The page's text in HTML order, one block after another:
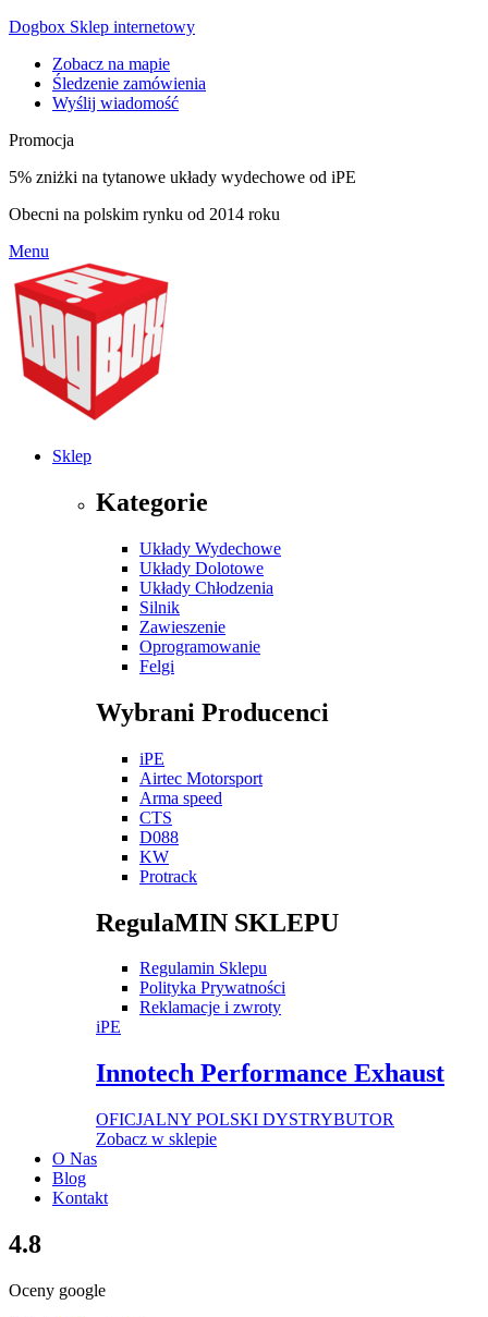
Dogbox Sklep internetowy
Zobacz na mapie
Śledzenie zamówienia
Wyślij wiadomość
Promocja
5% zniżki na tytanowe układy wydechowe od iPE
Obecni na polskim rynku od 2014 roku
Menu
Sklep
Kategorie
Układy Wydechowe
Układy Dolotowe
Układy Chłodzenia
Silnik
Zawieszenie
Oprogramowanie
Felgi
Wybrani Producenci
iPE
Airtec Motorsport
Arma speed
CTS
D088
KW
Protrack
RegulaMIN SKLEPU
Regulamin Sklepu
Polityka Prywatności
Reklamacje i zwroty
iPE
Innotech Performance Exhaust
OFICJALNY POLSKI DYSTRYBUTOR
Zobacz w sklepie
O Nas
Blog
Kontakt
4.8
Oceny google